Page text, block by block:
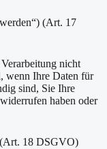
(Art. 17
nicht
wenn Ihre Daten für
sind, Sie Ihre
haben oder
(Art. 18 DSGVO)